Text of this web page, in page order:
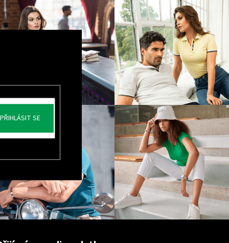
PŘIHLÁSIT SE